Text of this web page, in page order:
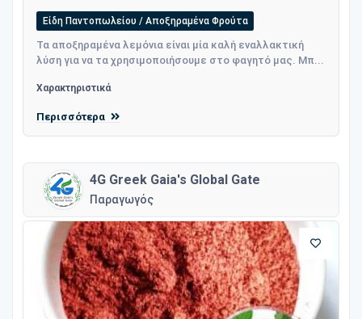
Είδη Παντοπωλείου / Αποξηραμένα Φρούτα
Τα αποξηραμένα λεμόνια είναι μία καλή εναλλακτική
λύση για να τα χρησιμοποιήσουμε στο φαγητό μας. Μπ...
Χαρακτηριστικά
Περισσότερα
4G Greek Gaia's Global Gate
Παραγωγός